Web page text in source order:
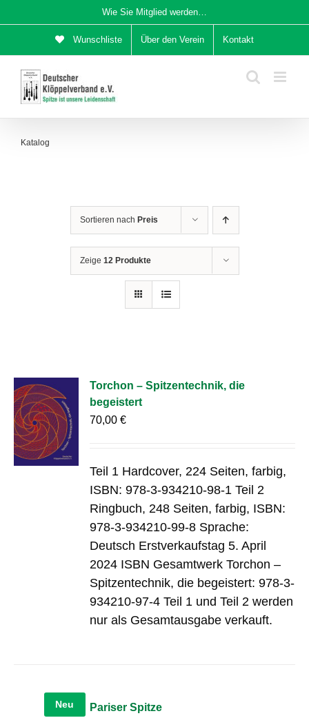
Inhalt
Wie Sie Mitglied werden…
Wunschliste Über den Verein Kontakt
Katalog
Sortieren nach Preis
Zeige 12 Produkte
Torchon – Spitzentechnik, die
begeistert
70,00€
Teil 1 Hardcover, 224 Seiten, farbig,
ISBN: 978-3-934210-98-1 Teil 2
Ringbuch, 248 Seiten, farbig, ISBN:
978-3-934210-99-8 Sprache:
Deutsch Erstverkaufstag 5. April
2024 ISBN Gesamtwerk Torchon –
Spitzentechnik, die begeistert: 978-3-
934210-97-4 Teil 1 und Teil 2 werden
nur als Gesamtausgabe verkauft.
Neu
Pariser Spitze